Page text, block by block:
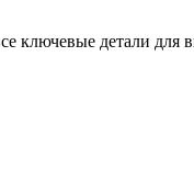
ключевые детали для